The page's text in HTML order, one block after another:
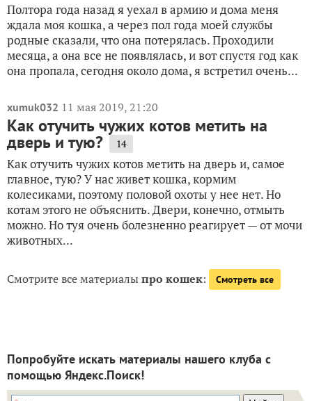
Полтора года назад я уехал в армию и дома меня
ждала моя кошка, а через пол года моей службы
родные сказали, что она потерялась. Проходили
месяца, а она все не появлялась, и вот спустя год как
она пропала, сегодня около дома, я встретил очень...
xumuk032 11 мая 2019, 21:20
Как отучить чужих котов метить на
дверь и тую? 14
Как отучить чужих котов метить на дверь и, самое
главное, тую? У нас живет кошка, кормим
колесиками, поэтому половой охоты у нее нет. Но
котам этого не объяснить. Двери, конечно, отмыть
можно. Но туя очень болезненно реагирует — от мочи
животных...
Смотрите все материалыпро кошек: Смотреть все
Попробуйте искать материалы нашего клуба с
помощью Яндекс.Поиск!